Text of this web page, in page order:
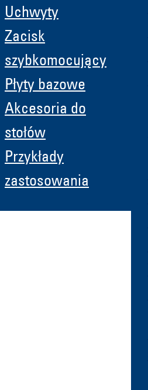
Uchwyty
Zacisk
szybkomocujący
Płyty bazowe
Akcesoria do
stołów
Przykłady
zastosowania